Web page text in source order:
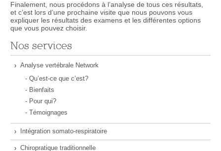
Finalement, nous procédons à l’analyse de tous ces résultats,
et c’est lors d’une prochaine visite que nous pouvons vous
expliquer les résultats des examens et les différentes options
que vous pouvez choisir.
Nos services
Analyse vertébrale Network
- Qu’est-ce que c’est?
- Bienfaits
- Pour qui?
- Témoignages
Intégration somato-respiratoire
Chiropratique traditionnelle